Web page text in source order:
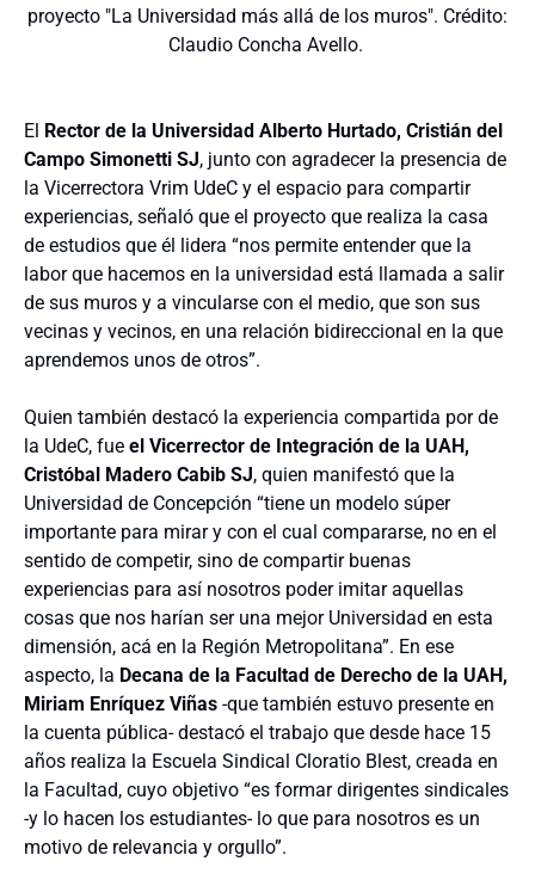
proyecto "La Universidad más allá de los muros". Crédito:
Claudio Concha Avello.
El Rector de la Universidad Alberto Hurtado, Cristián del
Campo Simonetti SJ, junto con agradecer la presencia de
la Vicerrectora Vrim UdeC y el espacio para compartir
experiencias, señaló que el proyecto que realiza la casa
de estudios que él lidera “nos permite entender que la
labor que hacemos en la universidad está llamada a salir
de sus muros y a vincularse con el medio, que son sus
vecinas y vecinos, en una relación bidireccional en la que
aprendemos unos de otros”.
Quien también destacó la experiencia compartida por de
la UdeC, fue el Vicerrector de Integración de la UAH,
Cristóbal Madero Cabib SJ, quien manifestó que la
Universidad de Concepción “tiene un modelo súper
importante para mirar y con el cual compararse, no en el
sentido de competir, sino de compartir buenas
experiencias para así nosotros poder imitar aquellas
cosas que nos harían ser una mejor Universidad en esta
dimensión, acá en la Región Metropolitana”. En ese
aspecto, la Decana de la Facultad de Derecho de la UAH,
Miriam Enríquez Viñas -que también estuvo presente en
la cuenta pública- destacó el trabajo que desde hace 15
años realiza la Escuela Sindical Cloratio Blest, creada en
la Facultad, cuyo objetivo “es formar dirigentes sindicales
-y lo hacen los estudiantes- lo que para nosotros es un
motivo de relevancia y orgullo”.